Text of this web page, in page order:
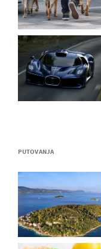
PUTOVANJA